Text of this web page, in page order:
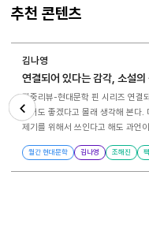
추천 콘텐츠
김나영
연결되어 있다는 감각, 소설의
집중리뷰-현대문학 핀 시리즈 연결되어 있다는 감각, 소설의 상상력 ― 조해진, 「우리 세희」 김나영 그럼에도 무언가를 쓰고 싶다는 마음은 여전하다. 그럴 때 내가 떠올
넣어도 좋겠다고 몰래 생각해 본다. 디아스포라는―그 일부 지식인은―‘인간성이라는 심연까지 도달하는 말들을 남기
제기를 위해서 쓰인다고 해도 과언
장소, 그때 그곳에서 일어난 일들을
달리 정치 스파이로 조작되지 않았
월간 현대문학 김나영 조해진